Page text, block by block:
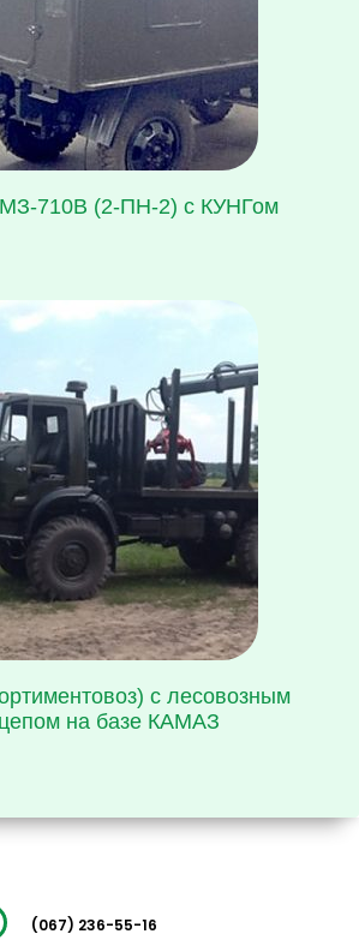
710В (2-ПН-2) с КУНГом
с лесовозным
на базе КАМАЗ
(067) 236-55-16